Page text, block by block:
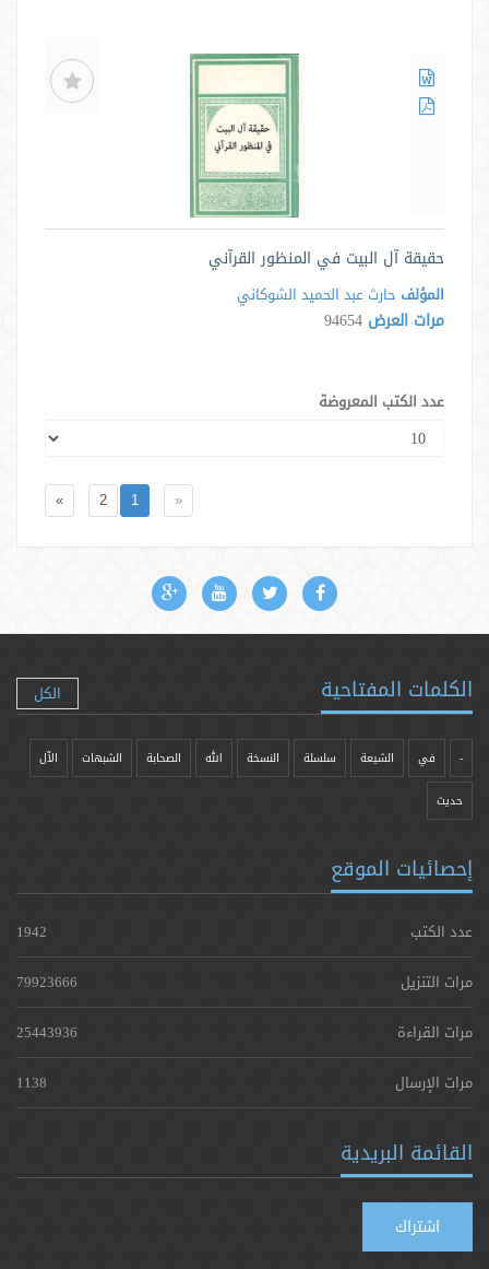
حقيقة آل البيت في المنظور القرآني
المؤلف حارث عبد الحميد الشوكاني
مرات العرض 94654
عدد الكتب المعروضة
«
1
2
»
الكلمات المفتاحية الكل
- في الشيعة سلسلة النسخة الله الصحابة الشبهات الآل
حدیث
إحصائيات الموقع
عدد الكتب
1942
مرات التنزيل
79923666
مرات القراءة
25443936
مرات الإرسال
1138
القائمة البريدية
اشتراك